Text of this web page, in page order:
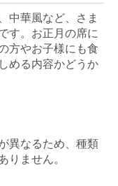
中華風など、さま
す。お正月の席に
方やお子様にも食
める内容かどうか
異なるため、種類
りません。